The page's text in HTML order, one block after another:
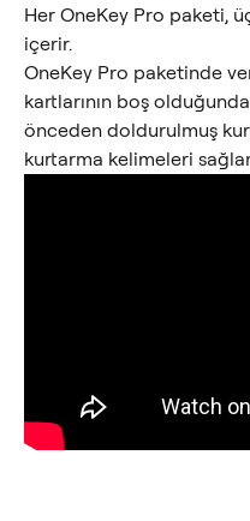
Her OneKey Pro paketi,
içerir.
OneKey Pro paketinde
kartlarının boş
önceden doldurulmuş
kurtarma kelimeleri